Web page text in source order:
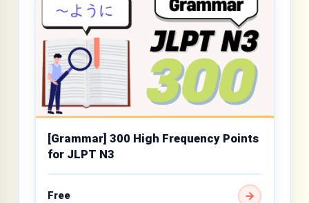
[Grammar] 300 High Frequency Points
for JLPT N3
Free